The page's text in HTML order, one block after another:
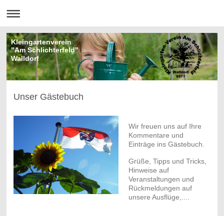
Kleingartenverein
"Am Schlichterfeld"
Walldorf
Unser Gästebuch
Wir freuen uns auf Ihre
Kommentare und
Einträge ins Gästebuch.
Grüße, Tipps und Tricks,
Hinweise auf
Veranstaltungen und
Rückmeldungen auf
unsere Ausflüge,....